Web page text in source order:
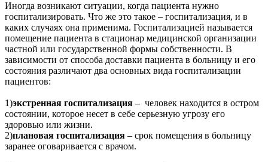
Иногда возникают ситуации, когда пациента нужно
госпитализировать. Что же это такое – госпитализация, и в
каких случаях она применима. Госпитализацией называется
помещение пациента в стационар медицинской организации
частной или государственной формы собственности. В
зависимости от способа доставки пациента в больницу и его
состояния различают два основных вида госпитализации
пациентов:
1)экстренная госпитализация – человек находится в остром
состоянии, которое несет в себе серьезную угрозу его
здоровью или жизни.
2)плановая госпитализация – срок помещения в больницу
заранее оговаривается с врачом.